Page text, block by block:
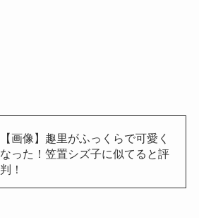
【画像】趣里がふっくらで可愛く
なった！笠置シズ子に似てると評
判！